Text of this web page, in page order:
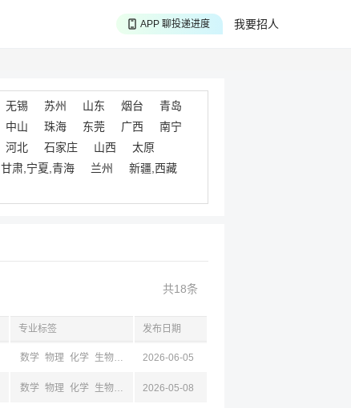
我要招人
APP 聊投递进度
无锡 苏州 山东 烟台
青岛
中山 珠海 东莞 广西
南宁
河北 石家庄 山西
太原
甘肃,宁夏,青海 兰州
新疆,西藏
共18条
专业标签 发布日期
数学 物理 化学 生物 马列 心理 外语
2026-06-05
数学 物理 化学 生物 马列 心理 外语
2026-05-08